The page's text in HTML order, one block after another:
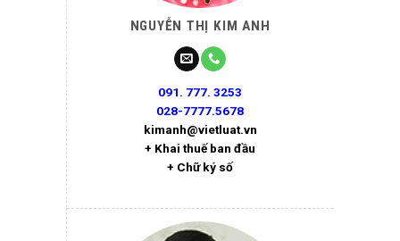
NGUYỄN THỊ KIM ANH
091. 777. 3253
028-7777.5678
kimanh@vietluat.vn
+ Khai thuế ban đầu
+ Chữ ký số